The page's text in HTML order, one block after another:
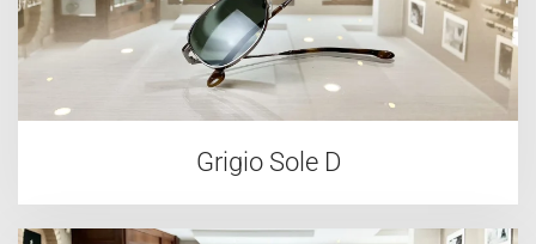
Grigio Sole D